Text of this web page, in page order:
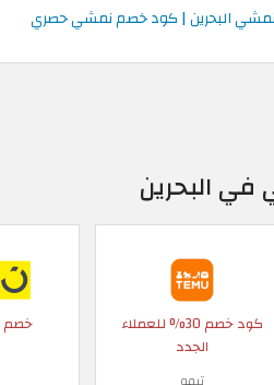
البحرين | كود خصم نمشي حصري
البحرين
كود خصم 30% للعملاء
الجدد
خصم